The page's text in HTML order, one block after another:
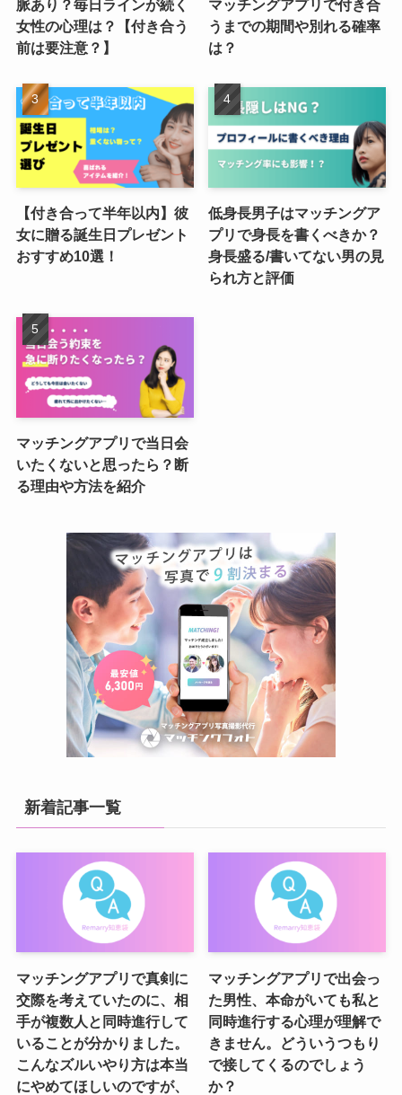
脈あり？毎日ラインが続く
女性の心理は？【付き合う
前は要注意？】
マッチングアプリで付き合
うまでの期間や別れる確率
は？
【付き合って半年以内】彼
女に贈る誕生日プレゼント
おすすめ10選！
低身長男子はマッチングア
プリで身長を書くべきか？
身長盛る/書いてない男の見
られ方と評価
マッチングアプリで当日会
いたくないと思ったら？断
る理由や方法を紹介
新着記事一覧
マッチングアプリで真剣に
交際を考えていたのに、相
手が複数人と同時進行して
いることが分かりました。
こんなズルいやり方は本当
にやめてほしいのですが、
マッチングアプリで出会っ
た男性、本命がいても私と
同時進行する心理が理解で
きません。どういうつもり
で接してくるのでしょう
か？